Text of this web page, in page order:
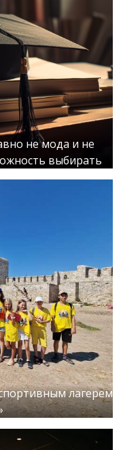
не мода и не
выбирать
лагерем